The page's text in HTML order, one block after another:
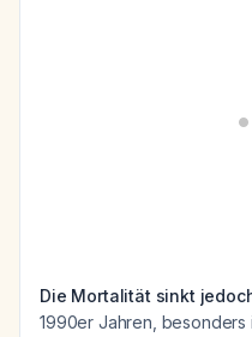
Die Mortalität sinkt
1990er Jahren, besonders